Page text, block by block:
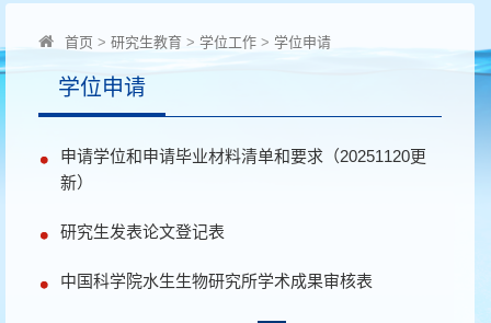
首页 > 研究生教育 > 学位工作 > 学位申请
学位申请
申请学位和申请毕业材料清单和要求（20251120更
新）
研究生发表论文登记表
中国科学院水生生物研究所学术成果审核表